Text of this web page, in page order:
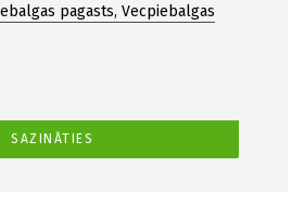
pagasts, Vecpiebalgas
SAZINĀTIES